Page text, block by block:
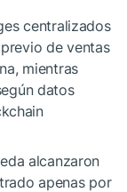
centralizados
de ventas
mientras
datos
alcanzaron
apenas por